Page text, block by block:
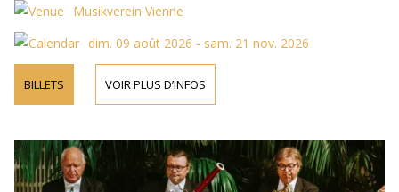
Musikverein Vienne
dim. 09 août 2026 - sam. 21 nov. 2026
BILLETS VOIR PLUS D’INFOS